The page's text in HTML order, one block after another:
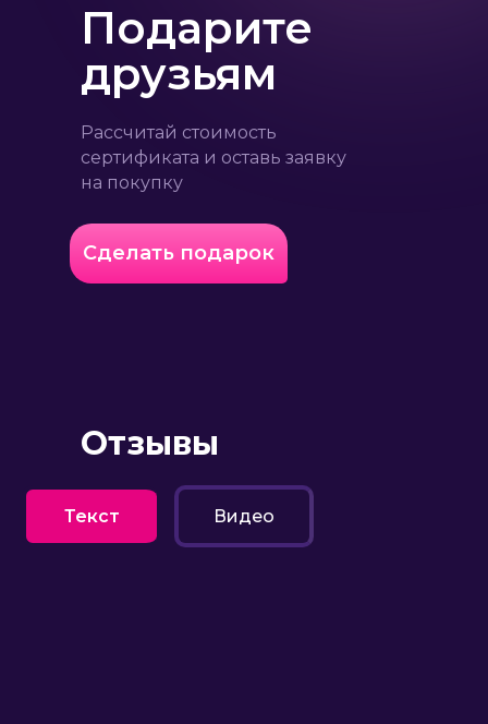
Подарите
друзьям
Рассчитай стоимость
сертификата и оставь заявку
на покупку
Сделать подарок
Отзывы
Текст Видео